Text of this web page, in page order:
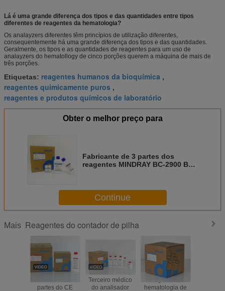
Lá é uma grande diferença dos tipos e das quantidades entre tipos
diferentes de reagentes da hematologia?
Os analayzers diferentes têm princípios de utilização diferentes,
consequentemente há uma grande diferença dos tipos e das quantidades.
Geralmente, os tipos e as quantidades de reagentes para um uso de
analayzers do hematollogy de cinco porções querem a máquina de mais de
três porções.
Etiquetas: reagentes humanos da bioquímica ,
reagentes quimicamente puros ,
reagentes e produtos químicos de laboratório
Obter o melhor preço para
Fabricante de 3 partes dos
reagentes MINDRAY BC-2900 BC-
Continue
Mais Reagentes do contador de pilha
partes do CE
Terceiro médico
do analisador
Reagentes da
hematologia de